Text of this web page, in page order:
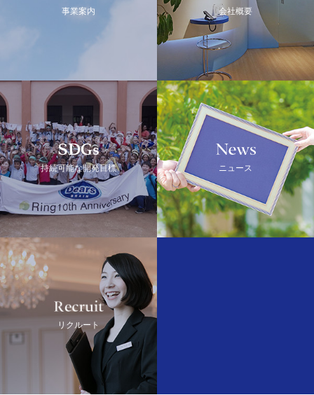
Business
事業案内 ABOUT US
会社概要
SDGs
持続可能な開発目標 NEWS
ニュース
Recruit
リクルート